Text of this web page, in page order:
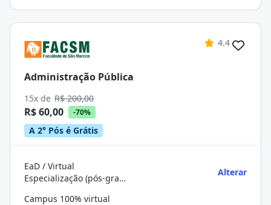
4.4
Administração Pública
15x de R$ 200,00
R$ 60,00 -70%
A 2° Pós é Grátis
EaD / Virtual
Especialização (pós-graduação)
Alterar
Campus 100% virtual